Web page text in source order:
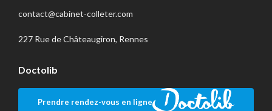
contact@cabinet-colleter.com
227 Rue de Châteaugiron, Rennes
Doctolib
Prendre rendez-vous en ligne